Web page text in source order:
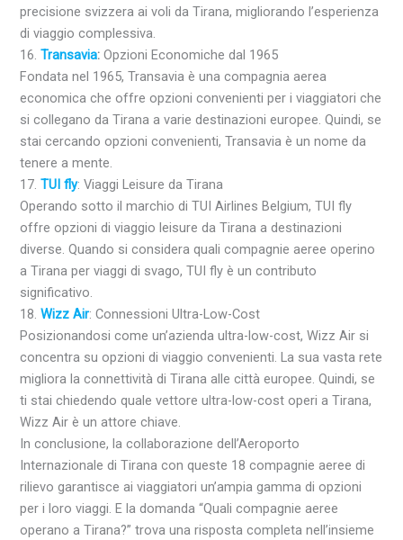
precisione svizzera ai voli da Tirana, migliorando l’esperienza
di viaggio complessiva.
16.Transavia: Opzioni Economiche dal 1965
Fondata nel 1965, Transavia è una compagnia aerea
economica che offre opzioni convenienti per i viaggiatori che
si collegano da Tirana a varie destinazioni europee. Quindi, se
stai cercando opzioni convenienti, Transavia è un nome da
tenere a mente.
17.TUI fly: Viaggi Leisure da Tirana
Operando sotto il marchio di TUI Airlines Belgium, TUI fly
offre opzioni di viaggio leisure da Tirana a destinazioni
diverse. Quando si considera quali compagnie aeree operino
a Tirana per viaggi di svago, TUI fly è un contributo
significativo.
18.Wizz Air: Connessioni Ultra-Low-Cost
Posizionandosi come un’azienda ultra-low-cost, Wizz Air si
concentra su opzioni di viaggio convenienti. La sua vasta rete
migliora la connettività di Tirana alle città europee. Quindi, se
ti stai chiedendo quale vettore ultra-low-cost operi a Tirana,
Wizz Air è un attore chiave.
In conclusione, la collaborazione dell’Aeroporto
Internazionale di Tirana con queste 18 compagnie aeree di
rilievo garantisce ai viaggiatori un’ampia gamma di opzioni
per i loro viaggi. E la domanda “Quali compagnie aeree
operano a Tirana?” trova una risposta completa nell’insieme